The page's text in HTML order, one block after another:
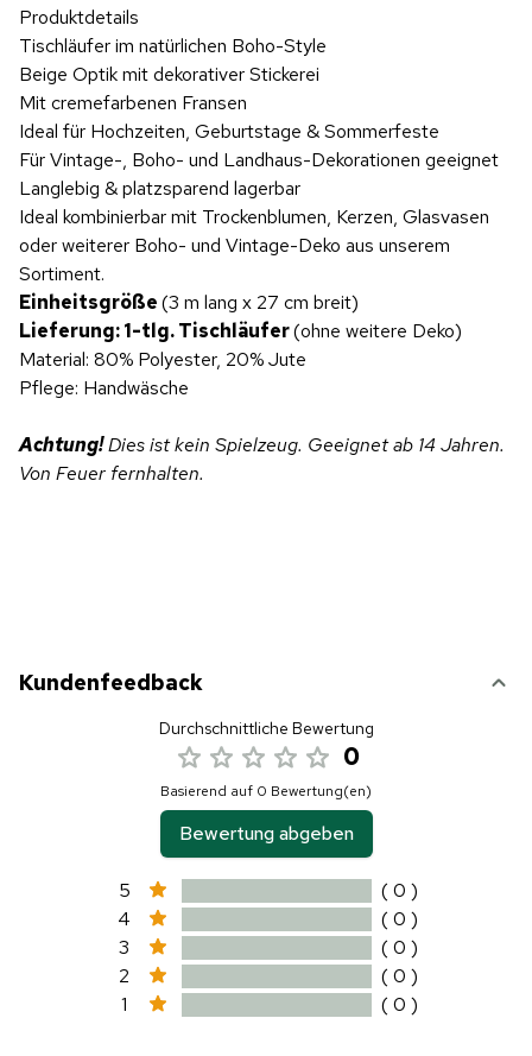
Produktdetails
Tischläufer im natürlichen Boho-Style
Beige Optik mit dekorativer Stickerei
Mit cremefarbenen Fransen
Ideal für Hochzeiten, Geburtstage & Sommerfeste
Für Vintage-, Boho- und Landhaus-Dekorationen geeignet
Langlebig & platzsparend lagerbar
Ideal kombinierbar mit Trockenblumen, Kerzen, Glasvasen
oder weiterer Boho- und Vintage-Deko aus unserem
Sortiment.
Einheitsgröße(3 m lang x 27 cm breit)
Lieferung: 1-tlg. Tischläufer(ohne weitere Deko)
Material: 80% Polyester, 20% Jute
Pflege: Handwäsche
Achtung!Dies ist kein Spielzeug. Geeignet ab 14 Jahren.
Von Feuer fernhalten.
Kundenfeedback
Durchschnittliche Bewertung
0
Basierend auf 0 Bewertung(en)
Bewertung abgeben
5
( 0 )
4
( 0 )
3
( 0 )
2
( 0 )
1
( 0 )